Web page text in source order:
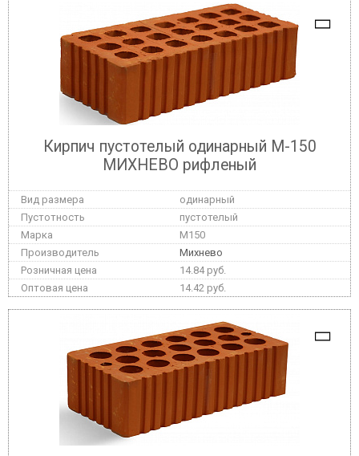
Кирпич пустотелый одинарный М-150
МИХНЕВО рифленый
одинарный
пустотелый
M150
Михнево
14.84 руб.
14.42 руб.